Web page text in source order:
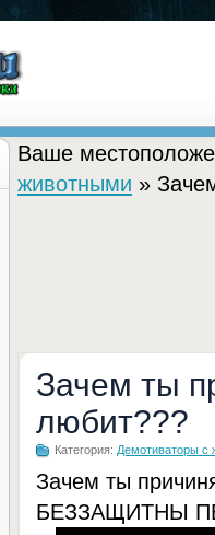
Ваше
животными »
Зачем ты
любит???
Категория: Демотиваторы с
Зачем ты
БЕЗЗАЩИТНЫ